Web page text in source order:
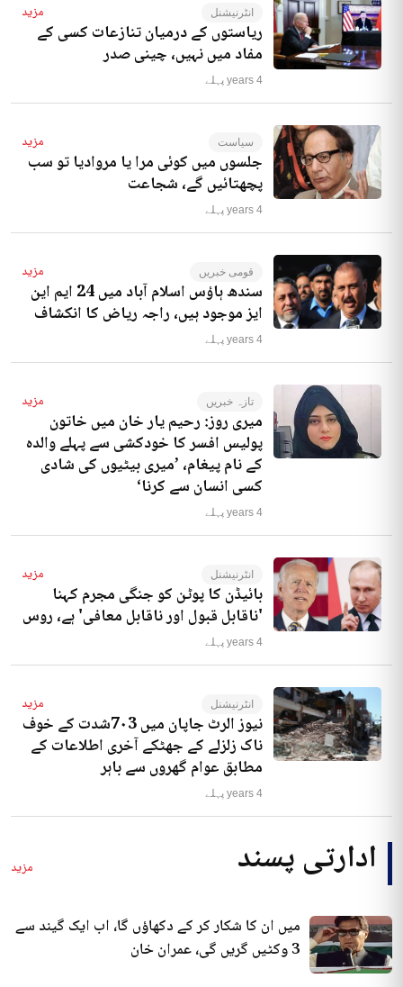
انٹرنیشنل مزید
ریاستوں کے درمیان تنازعات کسی کے
مفاد میں نہیں، چینی صدر
4 years پہلے
سیاست مزید
جلسوں میں کوئی مرا یا مروادیا تو سب
پچھتائیں گے، شجاعت
4 years پہلے
قومی خبریں مزید
سندھ ہاؤس اسلام آباد میں 24 ایم این
ایز موجود ہیں، راجہ ریاض کا انکشاف
4 years پہلے
تازہ خبریں مزید
میری روز: رحیم یار خان میں خاتون
پولیس افسر کا خودکشی سے پہلے والدہ
کے نام پیغام، ’میری بیٹیوں کی شادی
کسی انسان سے کرنا‘
4 years پہلے
انٹرنیشنل مزید
بائیڈن کا پوٹن کو جنگی مجرم کہنا
'ناقابل قبول اور ناقابل معافی' ہے، روس
4 years پہلے
انٹرنیشنل مزید
نیوز الرٹ جاپان میں 7۰3شدت کے خوف
ناک زلزلے کے جھٹکے آخری اطلاعات کے
مطابق عوام گھروں سے باہر
4 years پہلے
ادارتی پسند مزید
میں ان کا شکار کر کے دکھاؤں گا، اب ایک گیند سے
3 وکٹیں گریں گی، عمران خان